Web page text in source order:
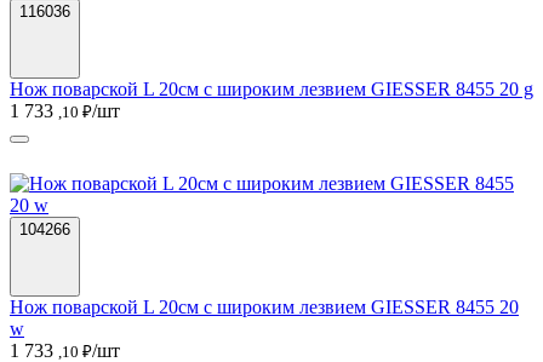
116036
Нож поварской L 20см с широким лезвием GIESSER 8455 20 g
1 733 ,10 ₽/шт
104266
Нож поварской L 20см с широким лезвием GIESSER 8455 20
w
1 733 ,10 ₽/шт